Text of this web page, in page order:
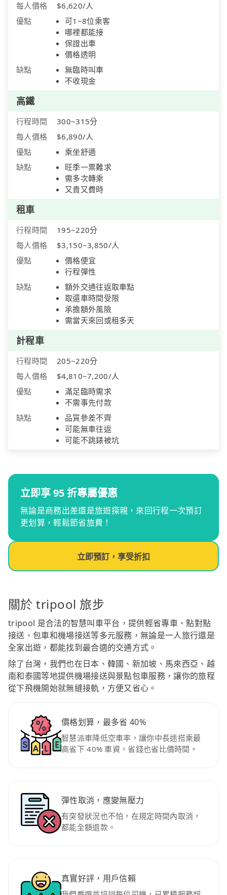
每人價格
$6,620/人
優點
可1~8位乘客
哪裡都能接
保證出車
價格透明
缺點
無臨時叫車
不收現金
高鐵
行程時間
300~315分
每人價格
$6,890/人
優點
乘坐舒適
缺點
旺季一票難求
需多次轉乘
又貴又費時
租車
行程時間
195~220分
每人價格
$3,150~3,850/人
優點
價格便宜
行程彈性
缺點
額外交通往返取車點
取還車時間受限
承擔額外風險
需當天來回或租多天
計程車
行程時間
205~220分
每人價格
$4,810~7,200/人
優點
滿足臨時需求
不需事先付款
缺點
品質參差不齊
可能無車往返
可能不跳錶被坑
立即享 95 折專屬優惠
無論是商務出差還是旅遊探親，來回行程一次預訂
更划算，輕鬆節省旅費！
立即預訂，享受折扣
關於 tripool 旅步
tripool 是合法的智慧叫車平台，提供輕省專車、點對點
接送、包車和機場接送等多元服務，無論是一人旅行還是
全家出遊，都能找到最合適的交通方式。
除了台灣，我們也在日本、韓國、新加坡、馬來西亞、越
南和泰國等地提供機場接送與景點包車服務，讓你的旅程
從下飛機開始就無縫接軌，方便又省心。
價格划算，最多省 40%
智慧派車降低空車率，讓你中長途搭乘最
高省下 40% 車資，省錢也省比價時間。
彈性取消，應變無壓力
有突發狀況也不怕，在規定時間內取消，
都能全額退款。
真實好評，用戶信賴